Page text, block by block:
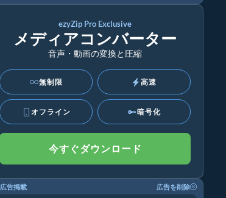
ezyZip Pro Exclusive
メディアコンバーター
音声・動画の変換と圧縮
無制限 高速
オフライン 暗号化
今すぐダウンロード
広告掲載 広告を削除